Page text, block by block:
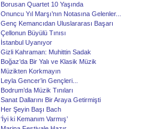
Borusan Quartet 10 Yaşında
Onuncu Yıl Marşı’nın Notasına Gelenler...
Genç Kemancıdan Uluslararası Başarı
Çellonun Büyülü Tınısı
İstanbul Uyanıyor
Gizli Kahraman: Muhittin Sadak
Boğaz’da Bir Yalı ve Klasik Müzik
Müzikten Korkmayın
Leyla Gencer’in Gençleri...
Bodrum’da Müzik Tınıları
Sanat Dallarını Bir Araya Getirmişti
Her Şeyin Başı Bach
‘İyi ki Kemanım Varmış’